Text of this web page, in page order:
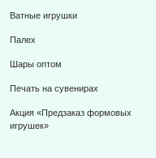
Ватные игрушки
Палех
Шары оптом
Печать на сувенирах
Акция «Предзаказ формовых
игрушек»